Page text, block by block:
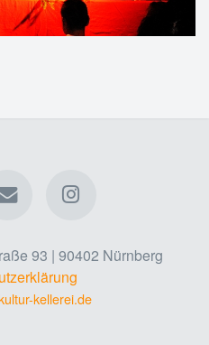
93 | 90402 Nürnberg
kellerei.de